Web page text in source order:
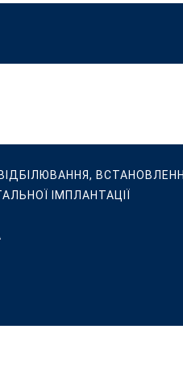
ІМПЛАНТАЦІЇ